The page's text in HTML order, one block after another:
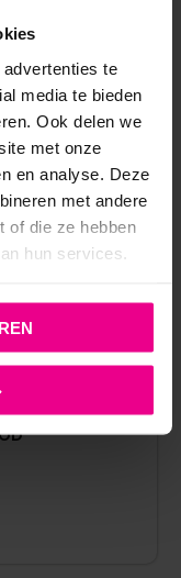
te
media te bieden
Ook delen we
met onze
en analyse. Deze
met andere
of die ze hebben
hun services.